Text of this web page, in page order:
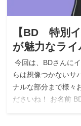
【BD 特別
が魅力なライ
今回は、BDさんに
らは想像つかないサ
ナルな部分まで様々
ださいね！ お名前